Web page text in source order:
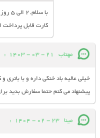
با
کارت قابل
مهتاب 21 - 03 - 1403
:
خیلی عالیه باد خنکی داره و با
پیشنهاد می کنم حتما سفارش بدید
مینا 23 - 02 - 1404
: